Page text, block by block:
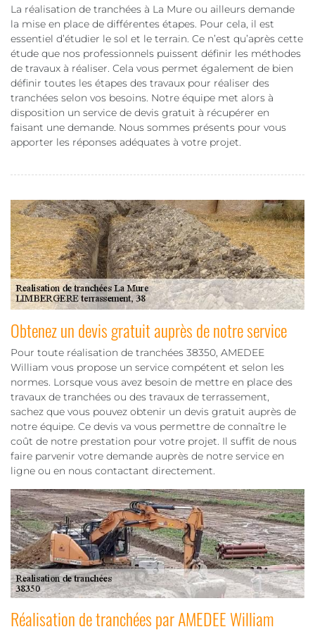
La réalisation de tranchées à La Mure ou ailleurs demande
la mise en place de différentes étapes. Pour cela, il est
essentiel d’étudier le sol et le terrain. Ce n’est qu’après cette
étude que nos professionnels puissent définir les méthodes
de travaux à réaliser. Cela vous permet également de bien
définir toutes les étapes des travaux pour réaliser des
tranchées selon vos besoins. Notre équipe met alors à
disposition un service de devis gratuit à récupérer en
faisant une demande. Nous sommes présents pour vous
apporter les réponses adéquates à votre projet.
Obtenez un devis gratuit auprès de notre service
Pour toute réalisation de tranchées 38350, AMEDEE
William vous propose un service compétent et selon les
normes. Lorsque vous avez besoin de mettre en place des
travaux de tranchées ou des travaux de terrassement,
sachez que vous pouvez obtenir un devis gratuit auprès de
notre équipe. Ce devis va vous permettre de connaître le
coût de notre prestation pour votre projet. Il suffit de nous
faire parvenir votre demande auprès de notre service en
ligne ou en nous contactant directement.
Réalisation de tranchées par AMEDEE William